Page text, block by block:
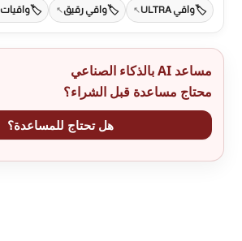
واقي ULTRA واقي رقيق واقيات
مساعد AI بالذكاء الصناعي
محتاج مساعدة قبل الشراء؟
هل تحتاج للمساعدة؟